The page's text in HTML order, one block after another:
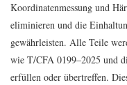
Koordinatenmessung und
eliminieren und die
gewährleisten. Alle Teile
wie T/CFA 0199–2025 und
erfüllen oder übertreffen.